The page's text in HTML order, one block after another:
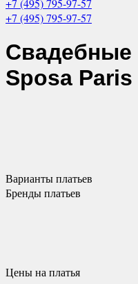
+7 (495) 795-97-57
+7 (495) 795-97-57
Свадебные
Sposa
Вариантыплатьев
Брендыплатьев
Ценына платья